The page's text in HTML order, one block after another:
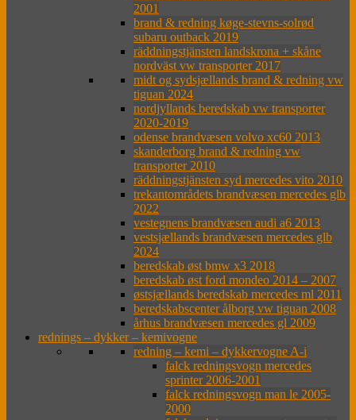
2001
brand & redning køge-stevns-solrød
subaru outback 2019
räddningstjänsten landskrona + skåne
nordväst vw transporter 2017
midt og sydsjællands brand & redning vw
tiguan 2024
nordjyllands beredskab vw transporter
2020-2019
odense brandvæsen volvo xc60 2013
skanderborg brand & redning vw
transporter 2010
räddningstjänsten syd mercedes vito 2010
trekantområdets brandvæsen mercedes glb
2022
vestegnens brandvæsen audi a6 2013
vestsjællands brandvæsen mercedes glb
2024
beredskab øst bmw x3 2018
beredskab øst ford mondeo 2014 – 2007
østsjællands beredskab mercedes ml 2011
beredskabscenter ålborg vw tiguan 2008
århus brandvæsen mercedes gl 2009
rednings – dykker – kemivogne
redning – kemi – dykkervogne A-i
falck redningsvogn mercedes
sprinter 2006-2001
falck redningsvogn man le 2005-
2000